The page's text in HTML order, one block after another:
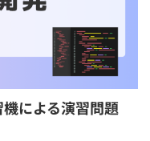
による演習問題